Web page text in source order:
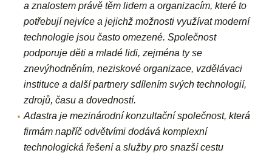
a znalostem právě těm lidem a organizacím, které to
potřebují nejvíce a jejichž možnosti využívat moderní
technologie jsou často omezené. Společnost
podporuje děti a mladé lidi, zejména ty se
znevýhodněním, neziskové organizace, vzdělávaci
instituce a další partnery sdílením svých technologií,
zdrojů, času a dovedností.
Adastra je mezinárodní konzultační společnost, která
firmám napříč odvětvími dodává komplexní
technologická řešení a služby pro snazší cestu